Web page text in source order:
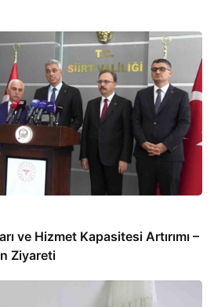
ve Hizmet Kapasitesi Artırımı –
Ziyareti